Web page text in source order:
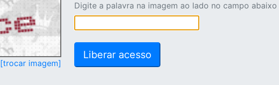
[trocar imagem]
Digite a palavra na imagem ao lado no campo abaixo